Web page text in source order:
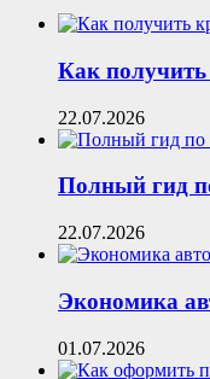
Как
22.07.2026
Полный гид
22.07.2026
Экономика
01.07.2026